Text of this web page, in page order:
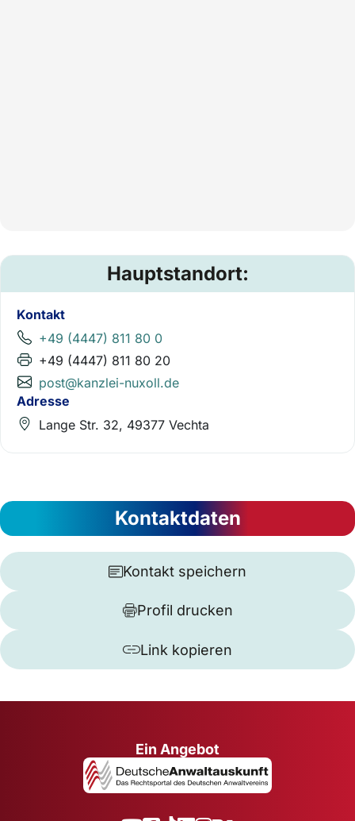
Hauptstandort:
Kontakt
+49 (4447) 811 80 0
+49 (4447) 811 80 20
post@kanzlei-nuxoll.de
Adresse
Lange Str. 32, 49377 Vechta
Kontaktdaten
Kontakt speichern
Profil drucken
Link kopieren
Ein Angebot